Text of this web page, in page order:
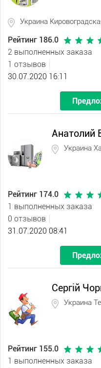
Украина
Рейтинг 186.0
2 выполненных заказа
1 отзывов
30.07.2020 16:11
Анатолий
Украина
Рейтинг 174.0
1 выполненных заказа
0 отзывов
31.07.2020 08:41
Сергій
Украина
Рейтинг 155.0
1 выполненных заказа